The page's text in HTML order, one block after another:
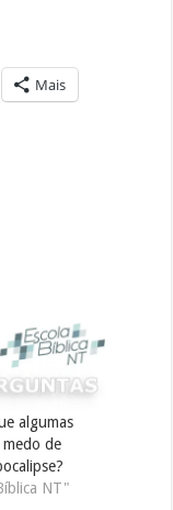
Mais
algumas
medo de
NT"